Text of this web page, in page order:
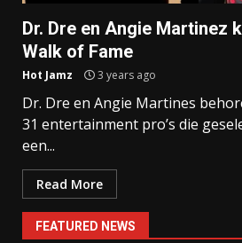
Dr. Dre en Angie Martinez
Walk of Fame
Hot Jamz 3 years ago
Dr. Dre en Angie Martines
31 entertainment pro’s die
een...
Read More
FEATURED NEWS